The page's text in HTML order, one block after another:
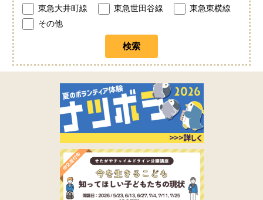
東急大井町線 東急世田谷線
東急東横線
その他